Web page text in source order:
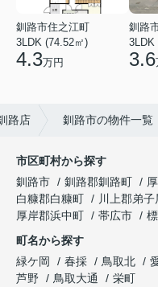
釧路市住之江町
3LDK (74.52㎡)
4.3万円
釧路
3LDK
3.6
路店 釧路市の物件一覧
市区町村から探す
釧路市
釧路郡釧路町
白糠郡白糠町
川上郡弟子
厚岸郡浜中町
帯広市
町名から探す
緑ケ岡
春採 鳥取北
芦野
鳥取大通
栄町